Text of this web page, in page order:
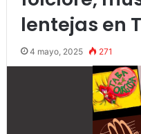
lentejas en
4 mayo, 2025 271